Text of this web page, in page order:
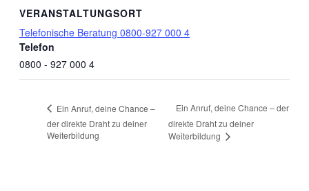
VERANSTALTUNGSORT
Telefonische Beratung 0800-927 000 4
Telefon
0800 - 927 000 4
Ein Anruf, deine Chance –
der direkte Draht zu deiner
Weiterbildung
Ein Anruf, deine Chance – der
direkte Draht zu deiner
Weiterbildung